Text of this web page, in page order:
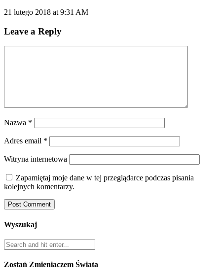
21 lutego 2018 at 9:31 AM
Leave a Reply
Nazwa *
Adres email *
Witryna internetowa
Zapamiętaj moje dane w tej przeglądarce podczas pisania
kolejnych komentarzy.
Wyszukaj
Zostań Zmieniaczem Świata